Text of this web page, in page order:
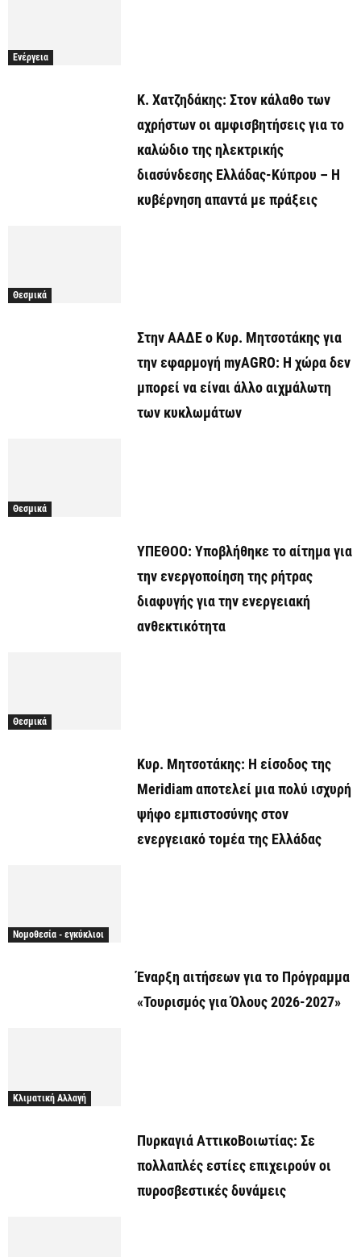
Ενέργεια
Κ. Χατζηδάκης: Στον κάλαθο των
αχρήστων οι αμφισβητήσεις για το
καλώδιο της ηλεκτρικής
διασύνδεσης Ελλάδας-Κύπρου – Η
κυβέρνηση απαντά με πράξεις
Θεσμικά
Στην ΑΑΔΕ ο Κυρ. Μητσοτάκης για
την εφαρμογή myAGRO: Η χώρα δεν
μπορεί να είναι άλλο αιχμάλωτη
των κυκλωμάτων
Θεσμικά
ΥΠΕΘΟΟ: Υποβλήθηκε το αίτημα για
την ενεργοποίηση της ρήτρας
διαφυγής για την ενεργειακή
ανθεκτικότητα
Θεσμικά
Κυρ. Μητσοτάκης: Η είσοδος της
Meridiam αποτελεί μια πολύ ισχυρή
ψήφο εμπιστοσύνης στον
ενεργειακό τομέα της Ελλάδας
Νομοθεσία - εγκύκλιοι
Έναρξη αιτήσεων για το Πρόγραμμα
«Τουρισμός για Όλους 2026-2027»
Κλιματική Αλλαγή
Πυρκαγιά ΑττικοΒοιωτίας: Σε
πολλαπλές εστίες επιχειρούν οι
πυροσβεστικές δυνάμεις